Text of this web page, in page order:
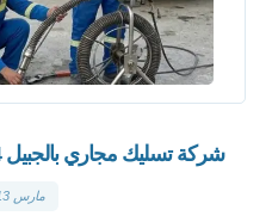
شركة تسليك مجاري بالجبيل 0544287674 شفط مجاري
مارس 13, 2024